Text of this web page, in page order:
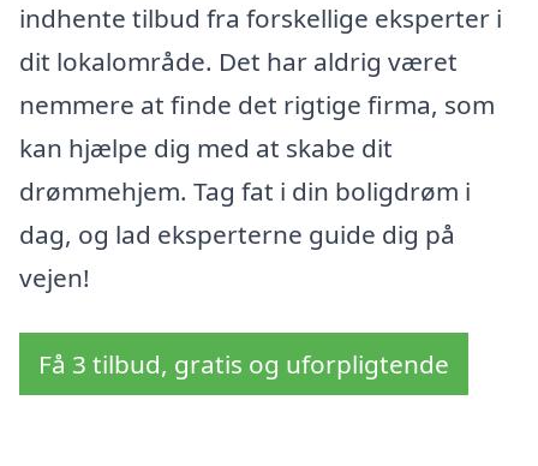
indhente tilbud fra forskellige eksperter i
dit lokalområde. Det har aldrig været
nemmere at finde det rigtige firma, som
kan hjælpe dig med at skabe dit
drømmehjem. Tag fat i din boligdrøm i
dag, og lad eksperterne guide dig på
vejen!
Få 3 tilbud, gratis og uforpligtende